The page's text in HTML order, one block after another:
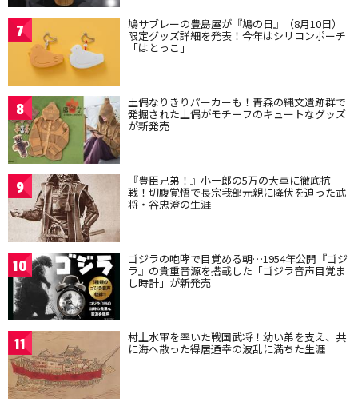
7 鳩サブレーの豊島屋が『鳩の日』（8月10日）
限定グッズ詳細を発表！今年はシリコンポーチ
「はとっこ」
8 土偶なりきりパーカーも！青森の縄文遺跡群で
発掘された土偶がモチーフのキュートなグッズ
が新発売
9 『豊臣兄弟！』小一郎の5万の大軍に徹底抗
戦！切腹覚悟で長宗我部元親に降伏を迫った武
将・谷忠澄の生涯
10 ゴジラの咆哮で目覚める朝…1954年公開『ゴジ
ラ』の貴重音源を搭載した「ゴジラ音声目覚ま
し時計」が新発売
11 村上水軍を率いた戦国武将！幼い弟を支え、共
に海へ散った得居通幸の波乱に満ちた生涯